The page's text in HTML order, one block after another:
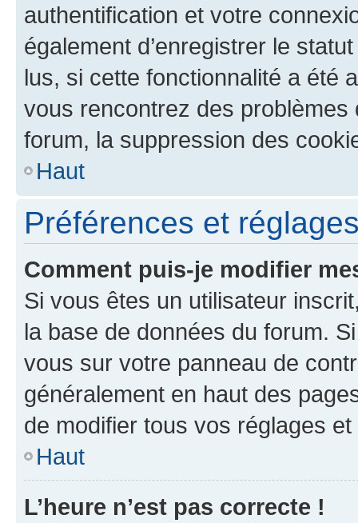
authentification et votre
également d’enregistrer le
lus, si cette fonctionnalité a été
vous rencontrez des
forum, la suppression des
Haut
Préférences et
Comment puis-je modifier
Si vous êtes un utilisateur
la base de données du forum.
vous sur votre panneau de
généralement en haut des
de modifier tous vos réglages
Haut
L’heure n’est pas correcte !